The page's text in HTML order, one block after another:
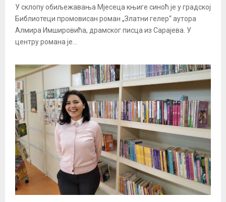
У склопу обиљежавања Мјесеца књиге синоћ је у градској
Библиотеци промовисан роман „Златни гелер“ аутора
Алмира Имшировића, драмског писца из Сарајева. У
центру романа је...